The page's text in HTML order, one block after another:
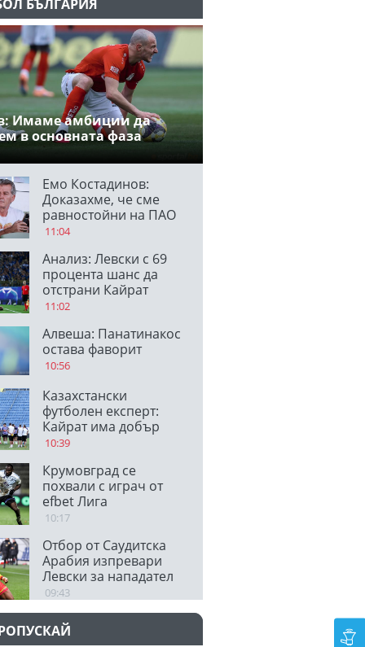
БЪЛГАРИЯ
Имаме амбиции да
в основната фаза
Емо Костадинов:
Доказахме, че сме
равностойни на ПАО
11:04
Анализ: Левски с 69
процента шанс да
отстрани Кайрат
11:02
Алвеша: Панатинакос
остава фаворит
10:56
Казахстански
футболен експерт:
Кайрат има добър
шанс да отстрани
10:39
Крумовград се
похвали с играч от
efbet Лига
10:17
Отбор от Саудитска
Арабия изпревари
Левски за нападател
09:43